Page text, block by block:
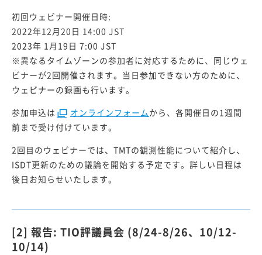
初回ウェビナー開催日時:
2022年12月20日 14:00 JST
2023年 1月19日 7:00 JST
※異なるタイムゾーンの参加者に対応するために、同じウェ
ビナーが2回開催されます。当日参加できない方のために、
ウェビナーの録画も行います。
参加申込は
オンラインフォームから、各開催日の1週間
前まで受け付けています。
2回目のウェビナーでは、TMTの観測性能について紹介し、
ISDT更新のための議論を開始する予定です。詳しい日程は
後日お知らせいたします。
[2] 報告: TIO評議員会 (8/24-8/26、10/12-
10/14)